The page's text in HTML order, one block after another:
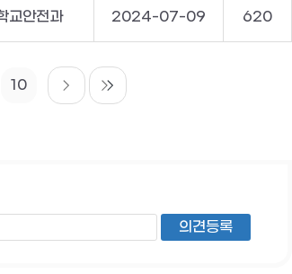
교안전과 2024-07-09 620
10